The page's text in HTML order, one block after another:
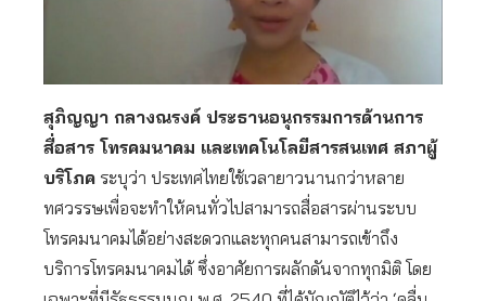
สุภิญญา กลางณรงค์ ประธานอนุกรรมการด้านการ
สื่อสาร โทรคมนาคม และเทคโนโลยีสารสนเทศ สภาผู้
บริโภค ระบุว่า ประเทศไทยใช้เวลายาวนานกว่าหลาย
ทศวรรษเพื่อจะทำให้คนทั่วไปสามารถสื่อสารผ่านระบบ
โทรคมนาคมได้อย่างสะดวกและทุกคนสามารถเข้าถึง
บริการโทรคมนาคมได้ ซึ่งอาศัยการผลักดันจากทุกมิติ โดย